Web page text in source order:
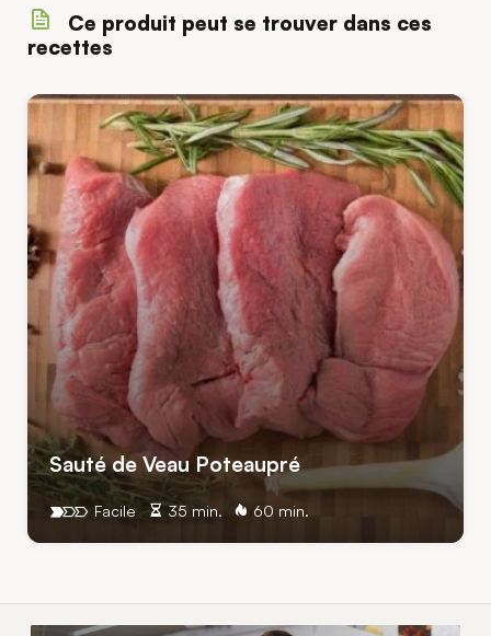
Ce produit peut se trouver dans ces
recettes
Sauté de Veau Poteaupré
35 min. 60 min.
Facile